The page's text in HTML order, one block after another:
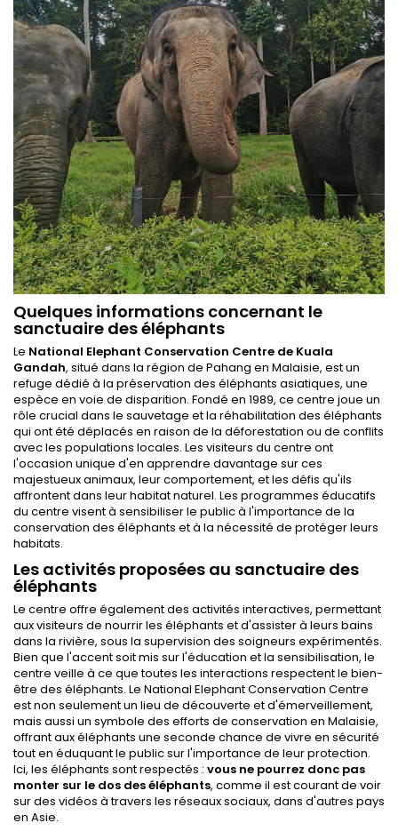
Quelques informations concernant le
sanctuaire des éléphants
Le National Elephant Conservation Centre de Kuala
Gandah, situé dans la région de Pahang en Malaisie, est un
refuge dédié à la préservation des éléphants asiatiques, une
espèce en voie de disparition. Fondé en 1989, ce centre joue un
rôle crucial dans le sauvetage et la réhabilitation des éléphants
qui ont été déplacés en raison de la déforestation ou de conflits
avec les populations locales. Les visiteurs du centre ont
l'occasion unique d'en apprendre davantage sur ces
majestueux animaux, leur comportement, et les défis qu'ils
affrontent dans leur habitat naturel. Les programmes éducatifs
du centre visent à sensibiliser le public à l'importance de la
conservation des éléphants et à la nécessité de protéger leurs
habitats.
Les activités proposées au sanctuaire des
éléphants
Le centre offre également des activités interactives, permettant
aux visiteurs de nourrir les éléphants et d'assister à leurs bains
dans la rivière, sous la supervision des soigneurs expérimentés.
Bien que l'accent soit mis sur l'éducation et la sensibilisation, le
centre veille à ce que toutes les interactions respectent le bien-
être des éléphants. Le National Elephant Conservation Centre
est non seulement un lieu de découverte et d'émerveillement,
mais aussi un symbole des efforts de conservation en Malaisie,
offrant aux éléphants une seconde chance de vivre en sécurité
tout en éduquant le public sur l'importance de leur protection.
Ici, les éléphants sont respectés : vous ne pourrez donc pas
monter sur le dos des éléphants, comme il est courant de voir
sur des vidéos à travers les réseaux sociaux, dans d'autres pays
en Asie.